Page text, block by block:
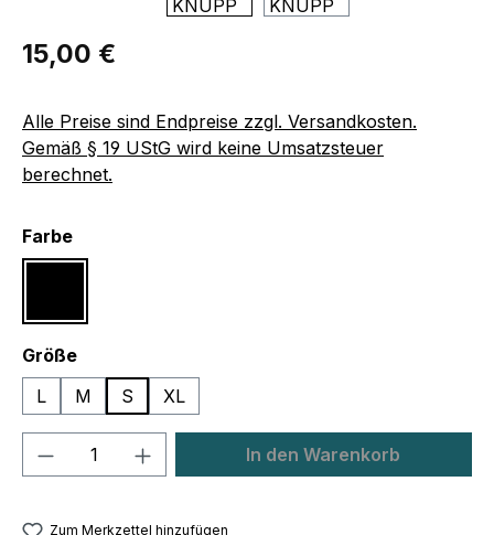
Regulärer Preis:
15,00 €
Alle Preise sind Endpreise zzgl. Versandkosten.
Gemäß § 19 UStG wird keine Umsatzsteuer
berechnet.
Farbeauswählen
Größeauswählen
L
M S XL
Produkt Anzahl: Gib denIn den Warenkorb
Zum Merkzettel hinzufügen